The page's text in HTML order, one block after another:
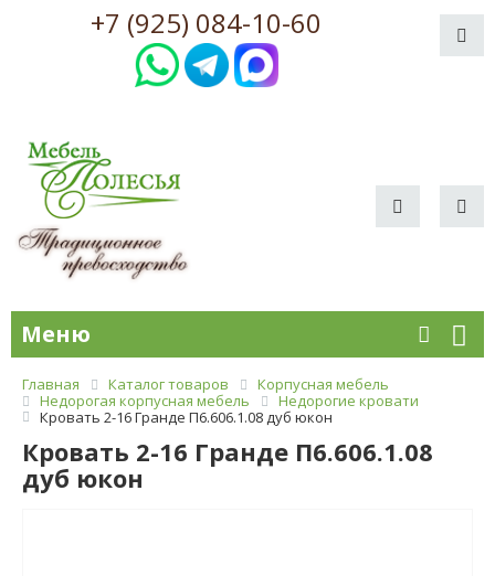
+7 (925) 084-10-60
Меню
Главная Каталог товаров
Корпусная мебель
Недорогая корпусная мебель
Недорогие кровати
Кровать 2-16 Гранде П6.606.1.08 дуб юкон
Кровать 2-16 Гранде П6.606.1.08
дуб юкон